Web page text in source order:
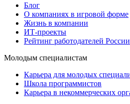
Блог
О компаниях в игровой форме
Жизнь в компании
ИТ-проекты
Рейтинг работодателей России
Молодым специалистам
Карьера для молодых
Школа программистов
Карьера в некоммерческих